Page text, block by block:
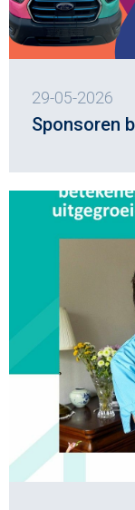
29-05-2026
Sponsoren